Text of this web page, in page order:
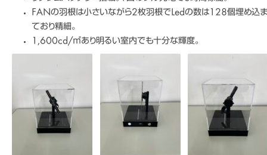
FANの羽根は小さいながら2枚羽根でLedの数は128個埋め込
ており精細。
1,600cd/㎡あり明るい室内でも十分な輝度。